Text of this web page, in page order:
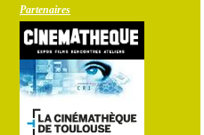
Partenaires